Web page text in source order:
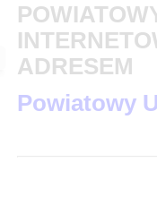
ADRESEM
Powiatowy